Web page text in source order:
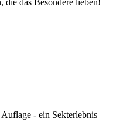
- ein Sekterlebnis